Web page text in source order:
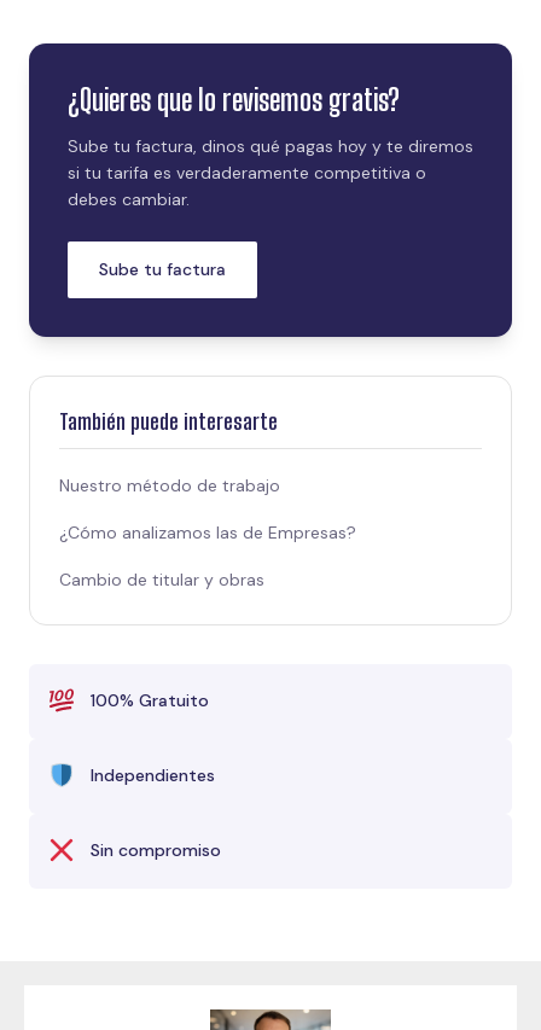
¿Quieres que lo revisemos gratis?
Sube tu factura, dinos qué pagas hoy y te diremos
si tu tarifa es verdaderamente competitiva o
debes cambiar.
Sube tu factura
También puede interesarte
Nuestro método de trabajo
¿Cómo analizamos las de Empresas?
Cambio de titular y obras
100% Gratuito
Independientes
Sin compromiso